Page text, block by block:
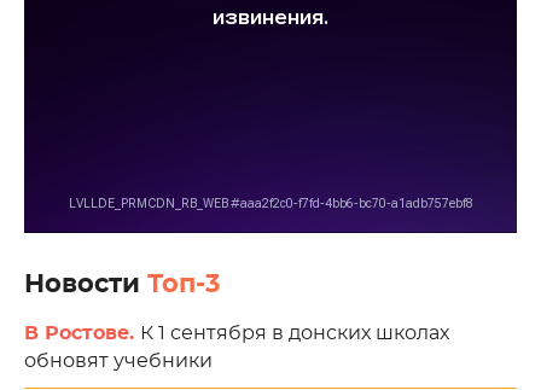
Новости Топ-3
В Ростове. К 1 сентября в донских школах
обновят учебники